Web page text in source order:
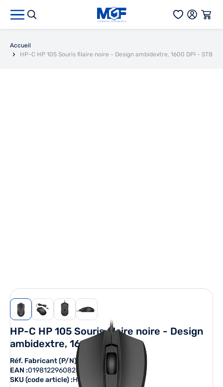
Accueil
HP-C HP 105 Souris filaire noire - Design ambidextre, 1600 DPI - STB
View larger image
View larger image
View larger image
View larger image
HP-C HP 105 Souris filaire noire - Design
ambidextre, 1600 DPI - STB
Réf. Fabricant (P/N) :
822M9UT#ABB
EAN :0198122960828
SKU (code article) :HPCA822M9UT